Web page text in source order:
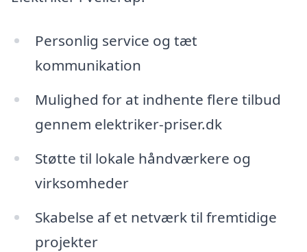
Personlig service og tæt
kommunikation
Mulighed for at indhente flere tilbud
gennem elektriker-priser.dk
Støtte til lokale håndværkere og
virksomheder
Skabelse af et netværk til fremtidige
projekter